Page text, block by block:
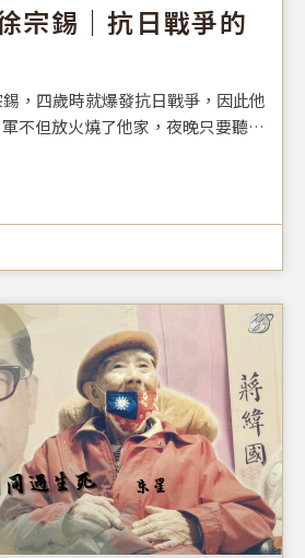
宗錫｜抗日戰爭的
，四歲時就爆發抗日戰爭，因此他
不但放火燒了他家，夜晚只要聽到
趕緊收拾行李連夜逃亡，『嘎砰嘎
一輩子都揮不去的夢魘。